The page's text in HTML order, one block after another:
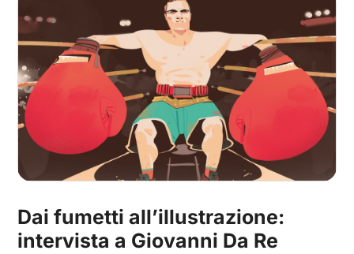
Dai fumetti all’illustrazione:
intervista a Giovanni Da Re